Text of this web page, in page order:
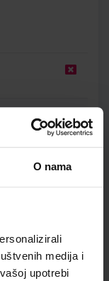
O nama
medija i
upotrebi
razredu
Culjak Gudić
ministarstva: